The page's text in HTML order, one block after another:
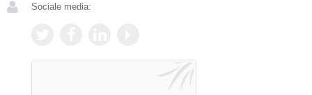
Sociale media: